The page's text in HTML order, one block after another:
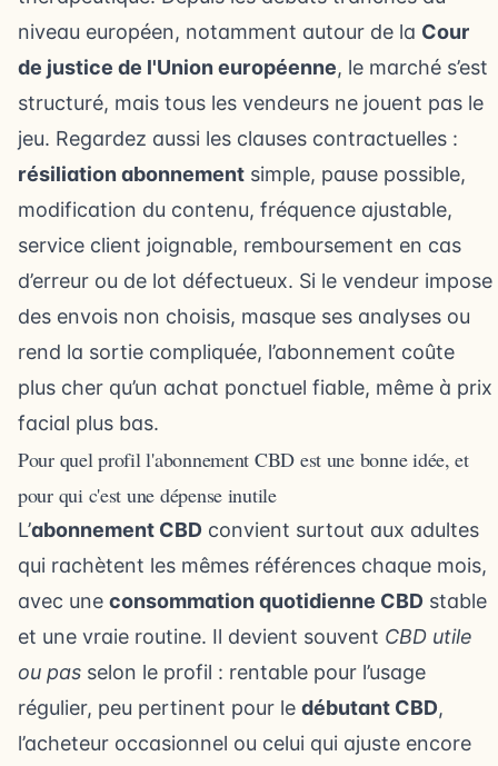
niveau européen, notamment autour de la Cour
de justice de l'Union européenne, le marché s’est
structuré, mais tous les vendeurs ne jouent pas le
jeu. Regardez aussi les clauses contractuelles :
résiliation abonnement simple, pause possible,
modification du contenu, fréquence ajustable,
service client joignable, remboursement en cas
d’erreur ou de lot défectueux. Si le vendeur impose
des envois non choisis, masque ses analyses ou
rend la sortie compliquée, l’abonnement coûte
plus cher qu’un achat ponctuel fiable, même à prix
facial plus bas.
Pour quel profil l'abonnement CBD est une bonne idée, et
pour qui c'est une dépense inutile
L’abonnement CBD convient surtout aux adultes
qui rachètent les mêmes références chaque mois,
avec une consommation quotidienne CBD stable
et une vraie routine. Il devient souvent CBD utile
ou pas selon le profil : rentable pour l’usage
régulier, peu pertinent pour le débutant CBD,
l’acheteur occasionnel ou celui qui ajuste encore